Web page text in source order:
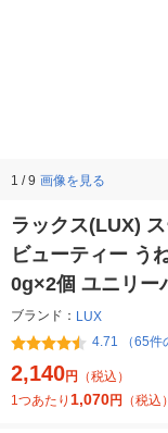
1 / 9 画像を見る
ラックス(LUX)
ビューティー う
0g×2個 ユニリー
ブランド： LUX
4.71 （65件
2,140円
（税込）
1つあたり 1,070円 （税込）